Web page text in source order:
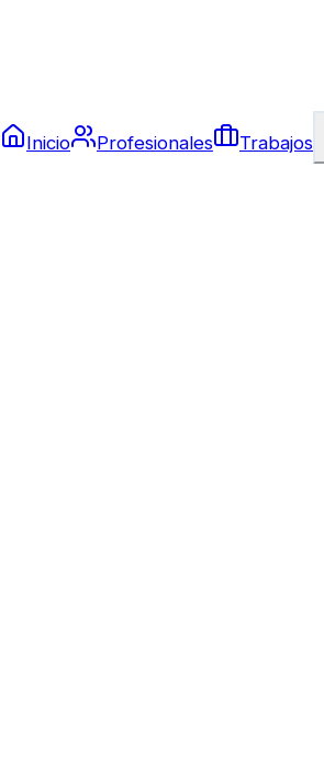
Inicio Profesionales Trabajos